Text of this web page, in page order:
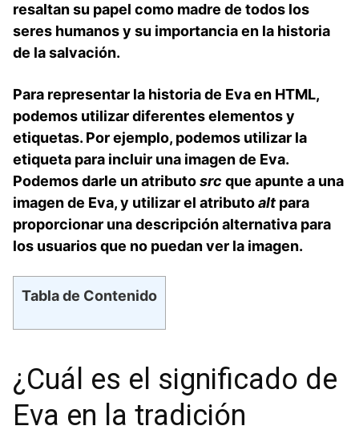
resaltan ‌su papel como madre de todos los
seres humanos y su importancia ​en la historia
de la salvación.
Para representar la historia de Eva en HTML,
podemos utilizar diferentes elementos y
etiquetas. Por ejemplo, podemos utilizar la
etiqueta para incluir ‍una imagen de Eva.
Podemos darle un atributo⁢src que apunte a una
imagen de Eva,⁢ y utilizar el atributoalt para ​
proporcionar una descripción alternativa para
los usuarios‌ que no⁤ puedan ver la imagen.
Tabla de Contenido
¿Cuál‍ es el significado de
Eva en la tradición